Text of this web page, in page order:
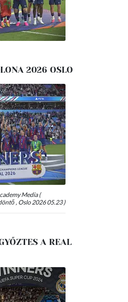
2026 OSLO
Media (
, Oslo 2026 05.23 )
A REAL